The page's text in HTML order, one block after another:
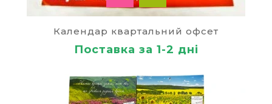
форму. В ній ви вказуєте свої контактні дані,
Ми зможемо організувати доставку замовленої
і в міста Житомир, Київ та Львів. При гуртових
купівлях будь-яких видів товарів всі супутні
транспортні витрати будуть покриватися за
Календар квартальний офсет
Поставка за 1-2 дні